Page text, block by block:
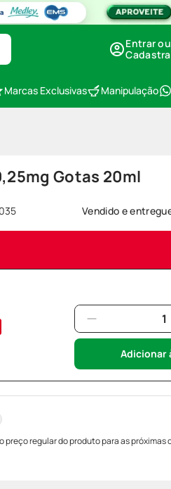
Entrar ou
Marcas Exclusivas Manipulação
Gotas 20ml
Vendido e
Adicionar
preço regular do produto para as próximas